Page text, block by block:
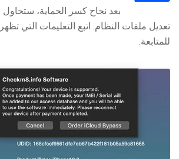
بعد نجاح كسر الحماية، ستحاول
تعديل ملفات النظام. اتبع التعليمات التي
للمتابعة.